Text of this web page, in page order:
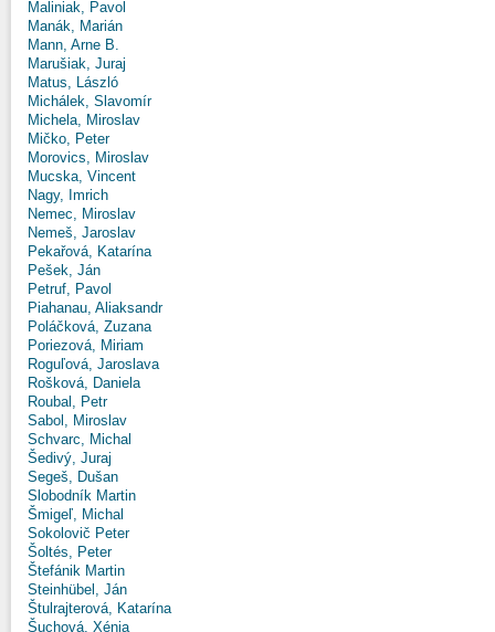
Maliniak, Pavol
Manák, Marián
Mann, Arne B.
Marušiak, Juraj
Matus, László
Michálek, Slavomír
Michela, Miroslav
Mičko, Peter
Morovics, Miroslav
Mucska, Vincent
Nagy, Imrich
Nemec, Miroslav
Nemeš, Jaroslav
Pekařová, Katarína
Pešek, Ján
Petruf, Pavol
Piahanau, Aliaksandr
Poláčková, Zuzana
Poriezová, Miriam
Roguľová, Jaroslava
Rošková, Daniela
Roubal, Petr
Sabol, Miroslav
Schvarc, Michal
Šedivý, Juraj
Segeš, Dušan
Slobodník Martin
Šmigeľ, Michal
Sokolovič Peter
Šoltés, Peter
Štefánik Martin
Steinhübel, Ján
Štulrajterová, Katarína
Šuchová, Xénia